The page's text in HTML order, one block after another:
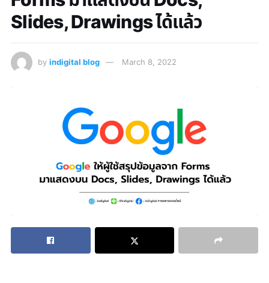
Slides, Drawings ได้แล้ว
by indigital blog March 8, 2022